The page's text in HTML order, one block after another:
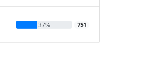
37% 751